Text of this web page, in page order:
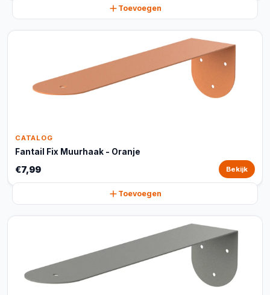
Toevoegen
CATALOG
Fantail Fix Muurhaak - Oranje
€7,99 Bekijk
Toevoegen